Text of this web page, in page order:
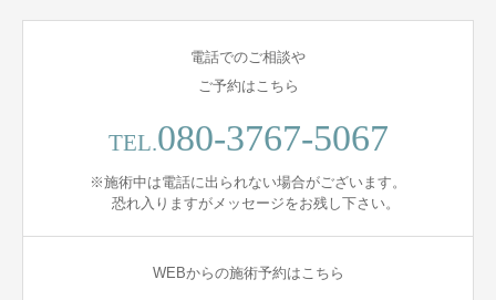
電話でのご相談や
ご予約はこちら
TEL.080-3767-5067
※施術中は電話に出られない場合がございます。
恐れ入りますがメッセージをお残し下さい。
WEBからの施術予約はこちら